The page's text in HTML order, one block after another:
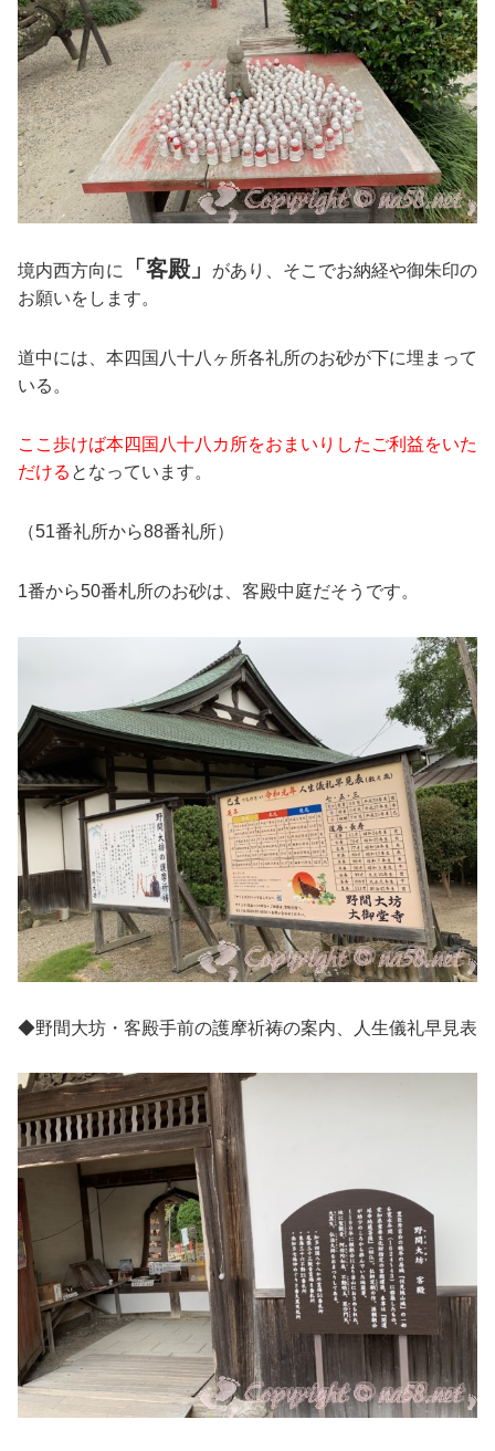
境内西方向に 「客殿」
があり、そこでお納経や御朱印の
お願いをします。
道中には、本四国八十八ヶ所各礼所のお砂が下に埋まって
いる。
ここ歩けば本四国八十八カ所をおまいりしたご利益をいた
だける となっています。
（51番礼所から88番礼所）
1番から50番札所のお砂は、客殿中庭だそうです。
◆野間大坊・客殿手前の護摩祈祷の案内、人生儀礼早見表